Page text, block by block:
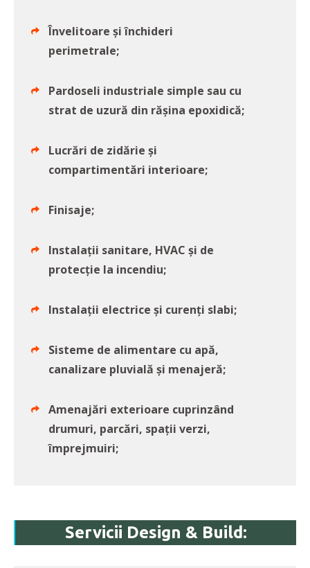
Învelitoare și închideri
perimetrale;
Pardoseli industriale simple sau cu
strat de uzură din rășina epoxidică;
Lucrări de zidărie și
compartimentări interioare;
Finisaje;
Instalații sanitare, HVAC și de
protecție la incendiu;
Instalații electrice și curenți slabi;
Sisteme de alimentare cu apă,
canalizare pluvială și menajeră;
Amenajări exterioare cuprinzând
drumuri, parcări, spații verzi,
împrejmuiri;
Servicii Design & Build: